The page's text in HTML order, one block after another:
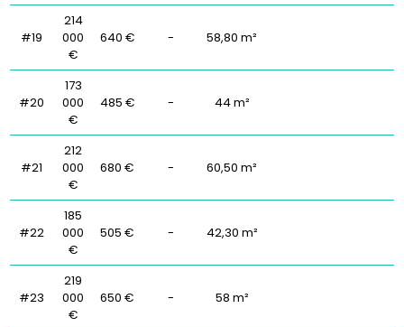
#19
214
000
€
640 € - 58,80 m²
#20
173
000
€
485 € - 44 m²
#21
212
000
€
680 € - 60,50 m²
#22
185
000
€
505 € - 42,30 m²
#23
219
000
€
650 € - 58 m²